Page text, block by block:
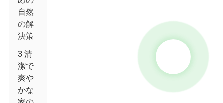
自然
の解
決策
3 清
潔で
爽や
かな